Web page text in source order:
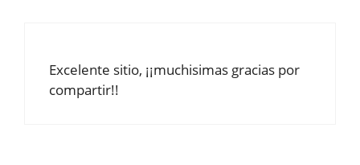
Excelente sitio, ¡¡muchisimas gracias por
compartir!!